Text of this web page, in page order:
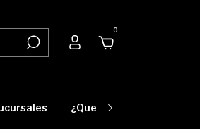
0
¿Que lleva mi vehículo?